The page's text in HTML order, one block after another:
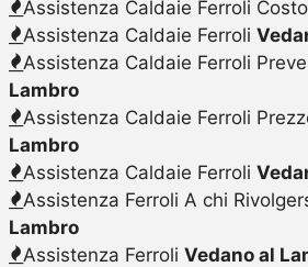
Assistenza Caldaie Ferroli Costo
Assistenza Caldaie Ferroli
Assistenza Caldaie Ferroli
Lambro
Assistenza Caldaie Ferroli
Lambro
Assistenza Caldaie Ferroli
Assistenza Ferroli A chi
Lambro
Assistenza Ferroli Vedano al